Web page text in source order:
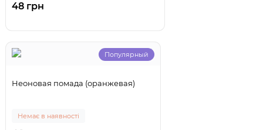
48 грн
Популярный
Неоновая помада (оранжевая)
Немає в наявності